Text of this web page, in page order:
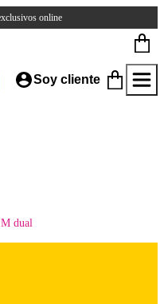
online
Soy cliente
dual